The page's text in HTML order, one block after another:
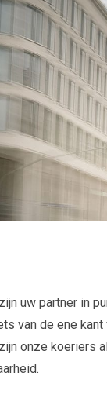
uw partner in
van de ene kant
onze koeriers